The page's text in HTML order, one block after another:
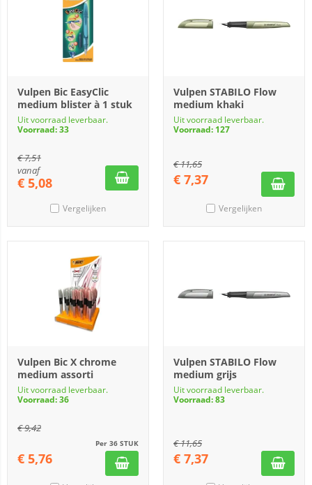
Vulpen Bic EasyClic
medium blister à 1 stuk
Uit voorraad leverbaar.
Voorraad: 33
€7,51
vanaf
€ 5,08
Vergelijken
Vulpen STABILO Flow
medium khaki
Uit voorraad leverbaar.
Voorraad: 127
€11,65
€ 7,37
Vergelijken
Vulpen Bic X chrome
medium assorti
Uit voorraad leverbaar.
Voorraad: 36
€9,42
Per 36 STUK
€ 5,76
Vulpen STABILO Flow
medium grijs
Uit voorraad leverbaar.
Voorraad: 83
€11,65
€ 7,37